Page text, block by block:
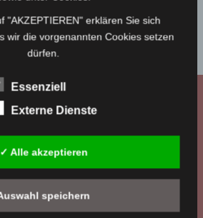
Widgets in denSidebar 2
"AKZEPTIEREN" erklären Sie sich
wir die vorgenannten Cookies setzen
dürfen.
Essenziell
Externe Dienste
✓ Alle akzeptieren
speichern